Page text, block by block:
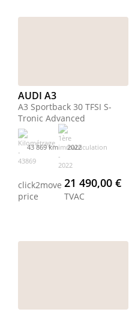
AUDI A3
A3 Sportback 30 TFSI S-
Tronic Advanced
43 869 km 2022
click2move
price
21 490,00 €
TVAC